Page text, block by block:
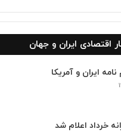
اقتصادی ایران و جهان
ایران و آمریکا
خرداد اعلام شد